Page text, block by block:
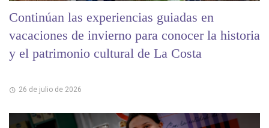
Continúan las experiencias guiadas en
vacaciones de invierno para conocer la historia
y el patrimonio cultural de La Costa
26 de julio de 2026